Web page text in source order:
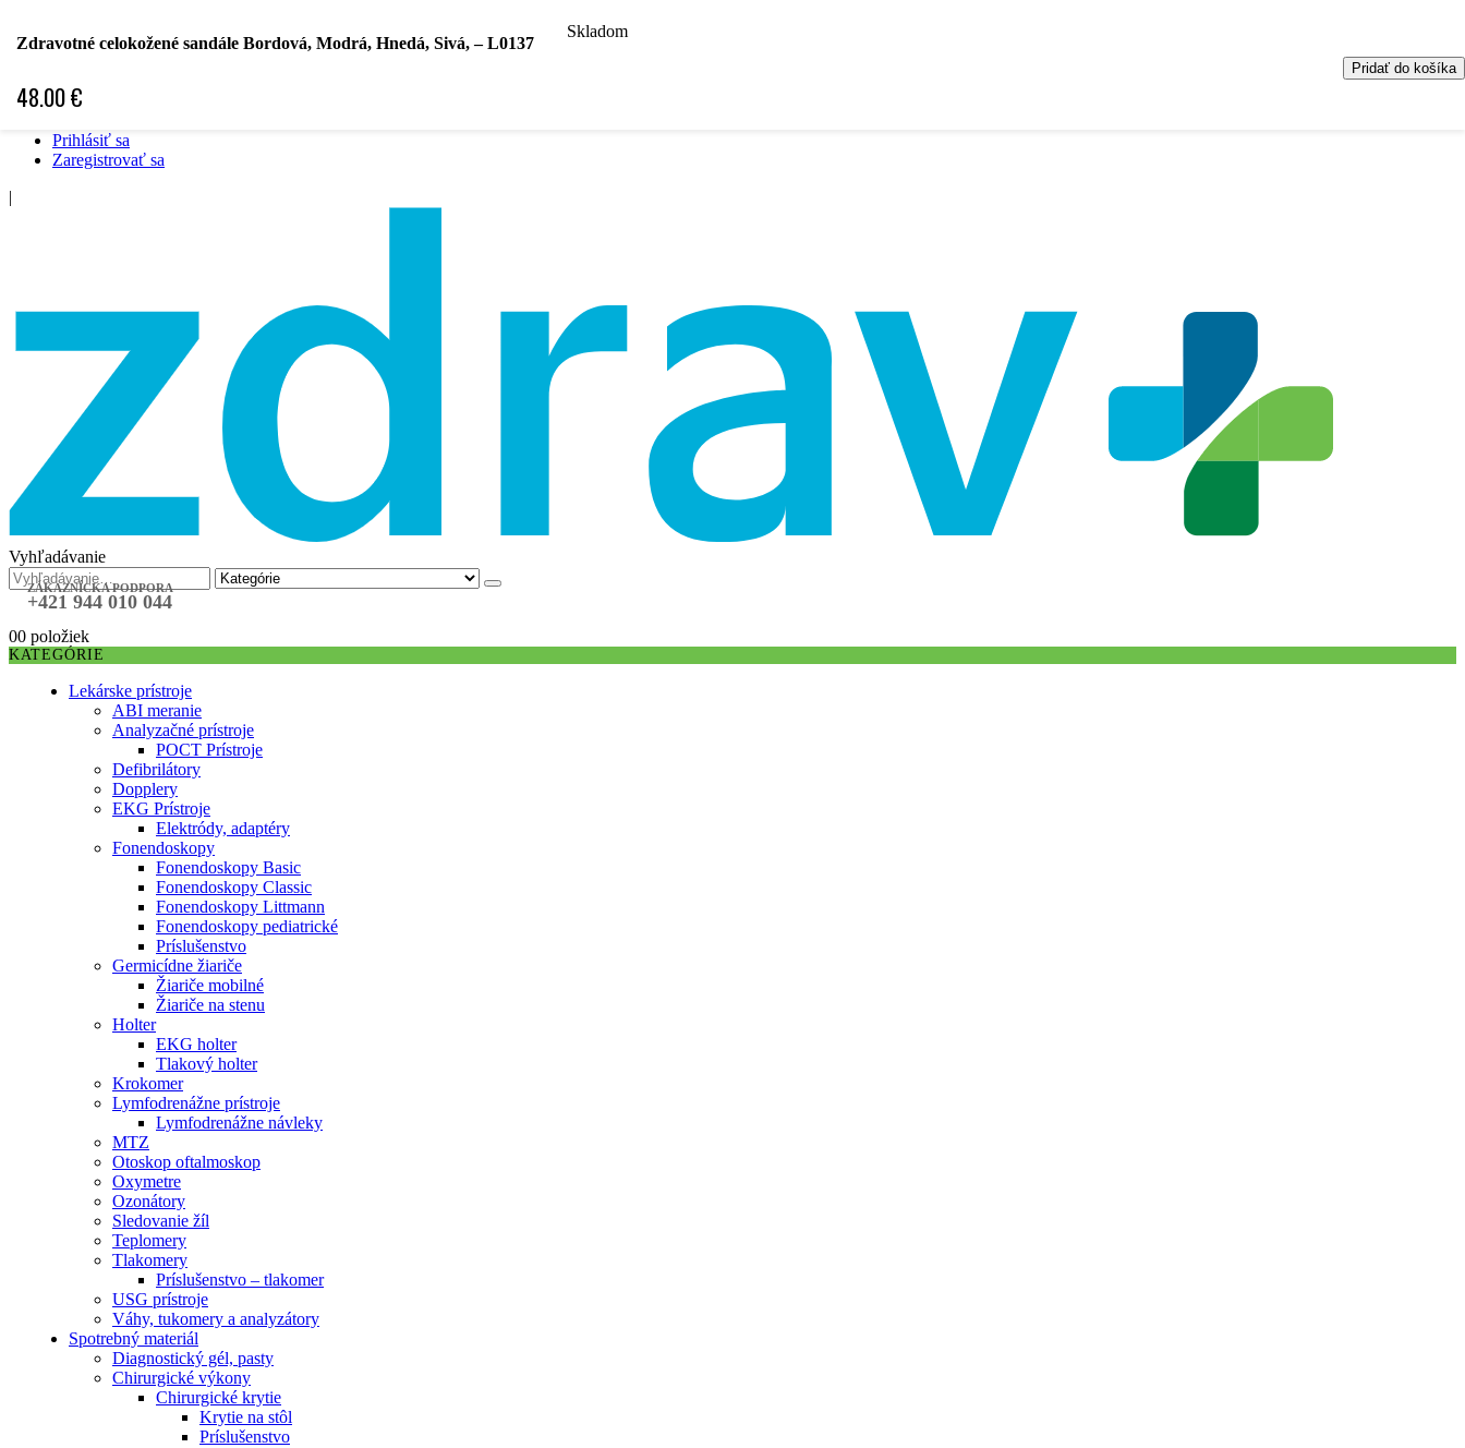
Hľadať podľa špecializácie
Špecifická objednávka
Prihlásiť sa
Zaregistrovať sa
|
Vyhľadávanie
ZÁKAZNÍCKA PODPORA
+421 944 010 044
00 položiek
KATEGÓRIE
Lekárske prístroje
ABI meranie
Analyzačné prístroje
POCT Prístroje
Defibrilátory
Dopplery
EKG Prístroje
Elektródy, adaptéry
Fonendoskopy
Fonendoskopy Basic
Fonendoskopy Classic
Fonendoskopy Littmann
Fonendoskopy pediatrické
Príslušenstvo
Germicídne žiariče
Žiariče mobilné
Žiariče na stenu
Holter
EKG holter
Tlakový holter
Krokomer
Lymfodrenážne prístroje
Lymfodrenážne návleky
MTZ
Otoskop oftalmoskop
Oxymetre
Ozonátory
Sledovanie žíl
Teplomery
Tlakomery
Príslušenstvo – tlakomer
USG prístroje
Váhy, tukomery a analyzátory
Spotrebný materiál
Diagnostický gél, pasty
Chirurgické výkony
Chirurgické krytie
Krytie na stôl
Príslušenstvo
Zdravotné celokožené sandále Bordová, Modrá, Hnedá, Sivá, – L0137
48.00€
Skladom
Pridať do košíka